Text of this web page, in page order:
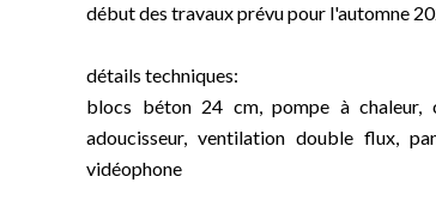
début des travaux prévu pour l'automne
détails techniques:
blocs béton 24 cm, pompe à chaleur,
adoucisseur, ventilation double flux,
vidéophone